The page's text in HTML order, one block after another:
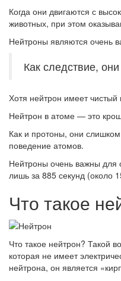
Когда они двигаются с
животных, при этом
Нейтроны являются очень
Как следствие,
Хотя нейтрон имеет чистый
Нейтрон в атоме — это
Как и протоны, они
поведение атомов.
Нейтроны очень важны для
лишь за 885 секунд (около
Что такое
Что такое нейтрон? Такой
которая не имеет
нейтрона, он является